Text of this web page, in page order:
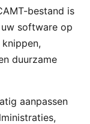
bestand is
software op
duurzame
aanpassen